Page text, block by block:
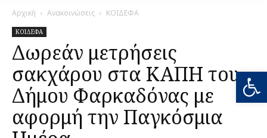
Αρχική Ανακοινώσεις ΚΟΙΔΕΦΑ
ΚΟΙΔΕΦΑ
Δωρεάν μετρήσεις
σακχάρου στα ΚΑΠΗ του
Δήμου Φαρκαδόνας με
αφορμή την Παγκόσμια